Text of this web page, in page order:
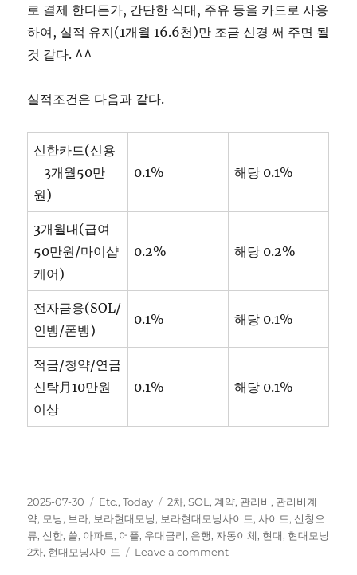
로 결제 한다든가, 간단한 식대, 주유 등을 카드로 사용
하여, 실적 유지(1개월 16.6천)만 조금 신경 써 주면 될
것 같다. ^^
실적조건은 다음과 같다.
신한카드(신용
_3개월50만
원)
0.1% 해당 0.1%
3개월내(급여
50만원/마이샵
케어)
0.2% 해당 0.2%
전자금융(SOL/
인뱅/폰뱅)
0.1% 해당 0.1%
적금/청약/연금
신탁月10만원
이상
0.1% 해당 0.1%
Posted
on
2025-07-30 Categories
Etc.,Today Tags
2차,SOL , 계약, 관리비, 관리비계
약, 모닝, 보라, 보라현대모닝, 보라현대모닝사이드,사이드, 신청오
류, 신한, 쏠, 아파트, 어플, 우대금리, 은행, 자동이체, 현대, 현대모닝
2차, 현대모닝사이드 Leave a commenton